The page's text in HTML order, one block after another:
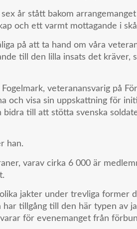
år stått bakom
och ett varmt mottagande i
på att ta hand om våra
till den lilla insats det kräver,
veteranansvarig på
och visa sin uppskattning för
till att stötta svenska
han.
varav cirka 6 000 är
jakter under trevliga former
tillgång till den här typen av
för evenemanget från